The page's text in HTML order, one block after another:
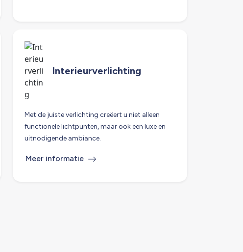
Interieurverlichting
Met de juiste verlichting creëert u niet alleen
functionele lichtpunten, maar ook een luxe en
uitnodigende ambiance.
Meer informatie